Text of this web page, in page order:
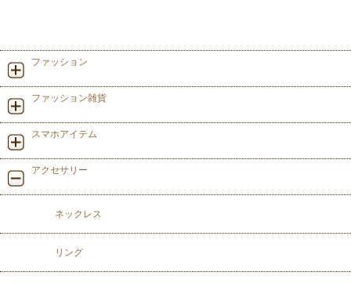
ファッション
ファッション雑貨
スマホアイテム
アクセサリー
ネックレス
リング